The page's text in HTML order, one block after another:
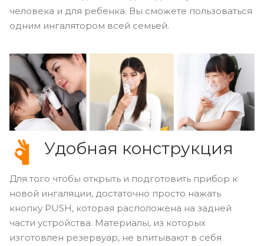
человека и для ребенка. Вы сможете пользоваться
одним ингалятором всей семьей.
Удобная конструкция
Для того чтобы открыть и подготовить прибор к
новой ингаляции, достаточно просто нажать
кнопку PUSH, которая расположена на задней
части устройства. Материалы, из которых
изготовлен резервуар, не впитывают в себя